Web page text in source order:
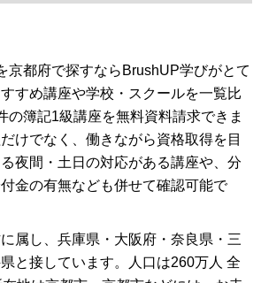
京都府で探すならBrushUP学びがとて
すめ講座や学校・スクールを一覧比
の簿記1級講座を無料資料請求できま
けでなく、働きながら資格取得を目
夜間・土日の対応がある講座や、分
金の有無なども併せて確認可能で
属し、兵庫県・大阪府・奈良県・三
と接しています。人口は260万人 全